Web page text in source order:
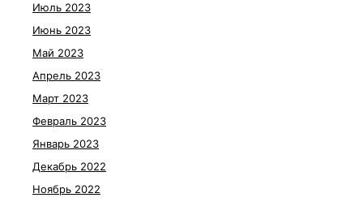
Июль 2023
Июнь 2023
Май 2023
Апрель 2023
Март 2023
Февраль 2023
Январь 2023
Декабрь 2022
Ноябрь 2022